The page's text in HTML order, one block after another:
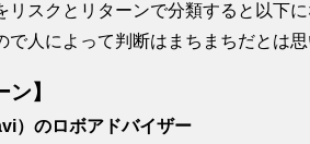
スクとリターンで分類すると以下に
で人によって判断はまちまちだとは思
】
）のロボアドバイザー